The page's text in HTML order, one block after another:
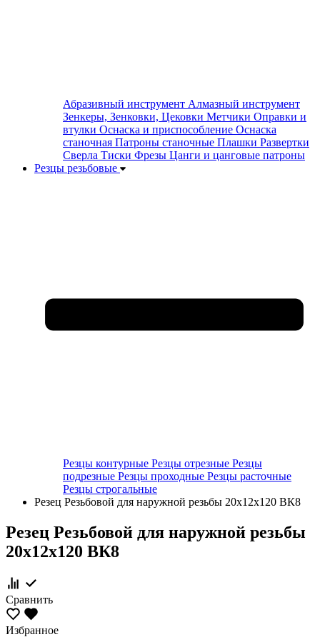
Абразивный инструмент Алмазный инструмент
Зенкеры, Зенковки, Цековки Метчики Оправки и
втулки Оснаска и приспособление Оснаска
станочная Патроны станочные Плашки Развертки
Сверла Тиски Фрезы Цанги и цанговые патроны
Резцы резьбовые
Резцы контурные Резцы отрезные Резцы
подрезные Резцы проходные Резцы расточные
Резцы строгальные
Резец Резьбовой для наружной резьбы 20х12х120 ВК8
Резец Резьбовой для наружной резьбы
20х12х120 ВК8
Сравнить
Избранное